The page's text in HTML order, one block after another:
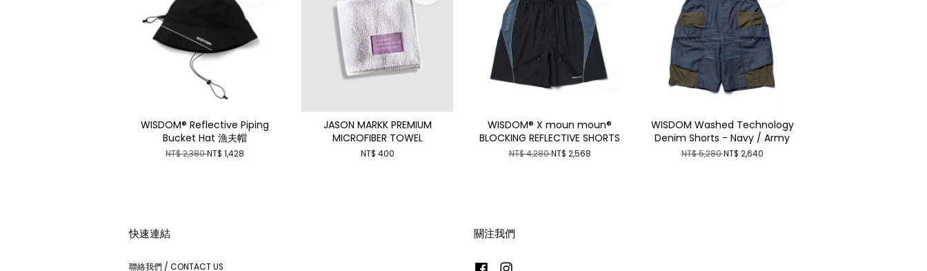
WISDOM® Reflective Piping
Bucket Hat 漁夫帽
NT$ 2,380NT$ 1,428
JASON MARKK PREMIUM
MICROFIBER TOWEL
NT$ 400
WISDOM® X moun moun®
BLOCKING REFLECTIVE SHORTS
NT$ 4,280NT$ 2,568
WISDOM Washed Technology
Denim Shorts - Navy / Army
NT$ 5,280NT$ 2,640
快速連結
聯絡我們 / CONTACT US
關注我們
Facebook